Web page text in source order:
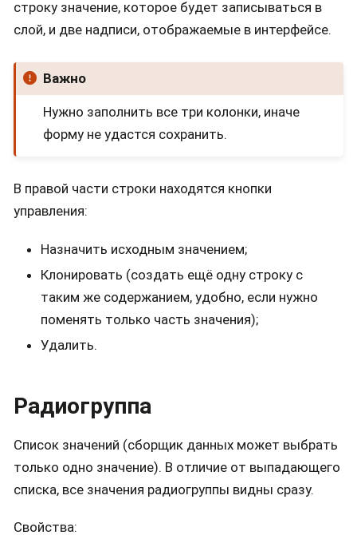
строку значение, которое будет записываться в
слой, и две надписи, отображаемые в интерфейсе.
Важно
Нужно заполнить все три колонки, иначе
форму не удастся сохранить.
В правой части строки находятся кнопки
управления:
Назначить исходным значением;
Клонировать (создать ещё одну строку с
таким же содержанием, удобно, если нужно
поменять только часть значения);
Удалить.
Радиогруппа
Список значений (сборщик данных может выбрать
только одно значение). В отличие от выпадающего
списка, все значения радиогруппы видны сразу.
Свойства: